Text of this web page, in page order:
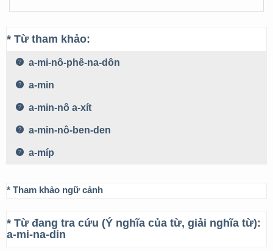
* Từ tham khảo:
a-mi-nô-phê-na-dôn
a-min
a-min-nô a-xít
a-min-nô-ben-den
a-míp
* Tham khảo ngữ cảnh
* Từ đang tra cứu (Ý nghĩa của từ, giải nghĩa từ):
a-mi-na-din